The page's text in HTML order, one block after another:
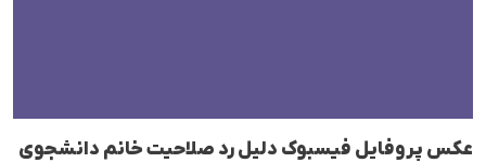
عکس پروفایل فیسبوک دلیل رد صلاحیت خانم دانشجوی